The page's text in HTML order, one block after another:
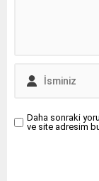
çarparak devrildi.
Daha sonraki
ve site adresim